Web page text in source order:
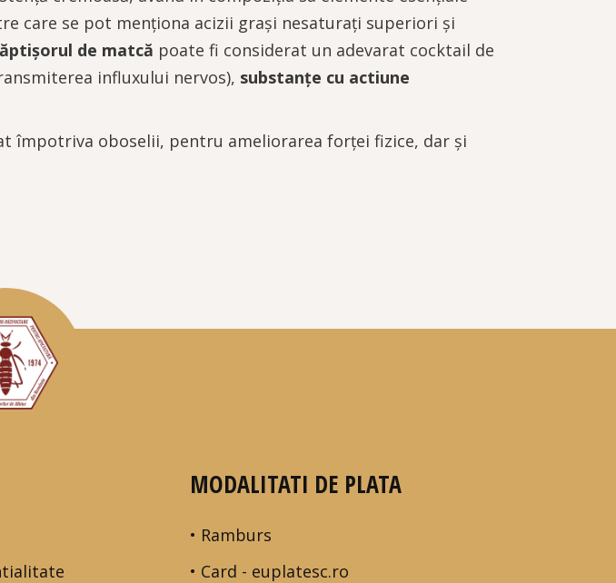
care se pot menționa acizii grași nesaturați superiori și
de matcă poate fi considerat un adevarat cocktail de
influxului nervos), substanțe cu actiune
împotriva oboselii, pentru ameliorarea forței fizice, dar și
MODALITATI DE PLATA
• Ramburs
• Card - euplatesc.ro